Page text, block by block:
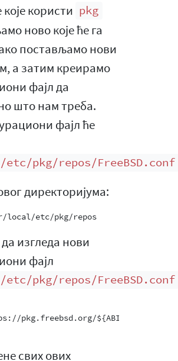
користи pkg
ново које ће га
постављамо нови
а затим креирамо
фајл да
што нам треба.
фајл ће
pkg/repos/FreeBSD.conf
директоријума:
изгледа нови
фајл
pkg/repos/FreeBSD.conf
pkg.freebsd.org/${ABI}/latest
свих ових